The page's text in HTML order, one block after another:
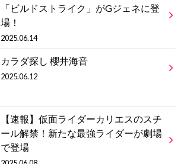
「ビルドストライク」がGジェネに登
場！
2025.06.14
カラダ探し 櫻井海音
2025.06.12
【速報】仮面ライダーカリエスのスチ
ール解禁！新たな最強ライダーが劇場
で登場